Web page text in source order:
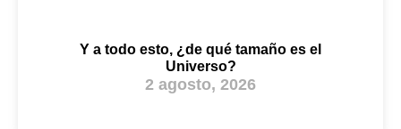
Y a todo esto, ¿de qué tamaño es el
Universo?
2 agosto, 2026